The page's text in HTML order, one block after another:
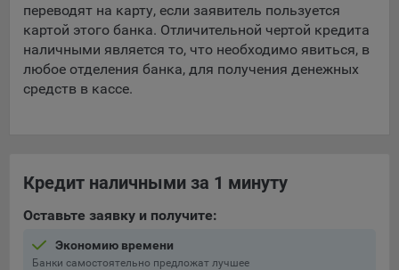
переводят на карту, если заявитель пользуется
картой этого банка. Отличительной чертой кредита
наличными является то, что необходимо явиться, в
любое отделения банка, для получения денежных
средств в кассе.
Кредит наличными за 1 минуту
Оставьте заявку и получите:
Экономию времени
Банки самостоятельно предложат лучшее